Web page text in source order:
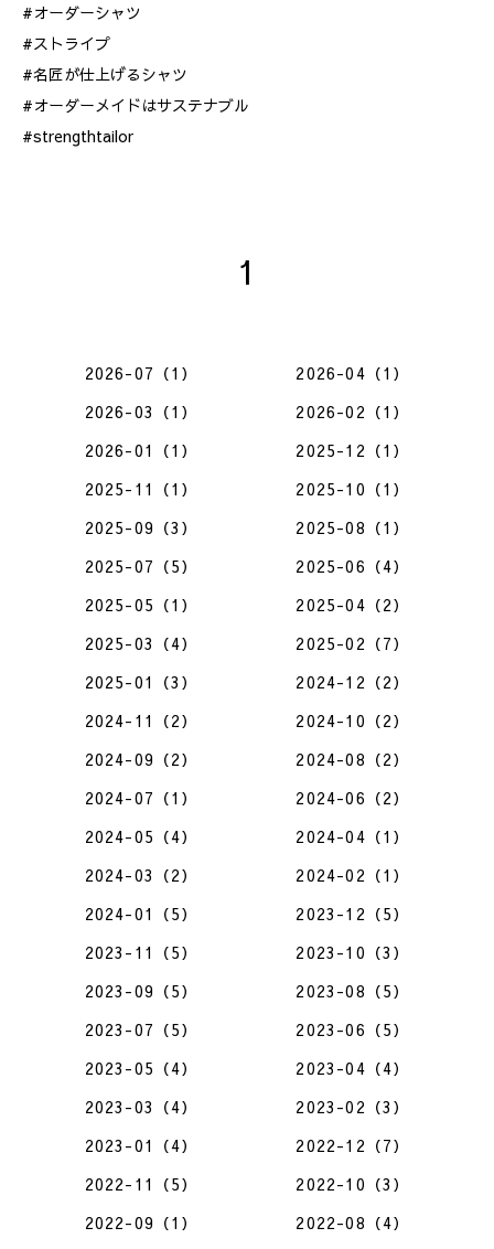
#オーダーシャツ
#ストライプ
#名匠が仕上げるシャツ
#オーダーメイドはサステナブル
#strengthtailor
1
2026-07（1）
2026-04（1）
2026-03（1）
2026-02（1）
2026-01（1）
2025-12（1）
2025-11（1）
2025-10（1）
2025-09（3）
2025-08（1）
2025-07（5）
2025-06（4）
2025-05（1）
2025-04（2）
2025-03（4）
2025-02（7）
2025-01（3）
2024-12（2）
2024-11（2）
2024-10（2）
2024-09（2）
2024-08（2）
2024-07（1）
2024-06（2）
2024-05（4）
2024-04（1）
2024-03（2）
2024-02（1）
2024-01（5）
2023-12（5）
2023-11（5）
2023-10（3）
2023-09（5）
2023-08（5）
2023-07（5）
2023-06（5）
2023-05（4）
2023-04（4）
2023-03（4）
2023-02（3）
2023-01（4）
2022-12（7）
2022-11（5）
2022-10（3）
2022-09（1）
2022-08（4）